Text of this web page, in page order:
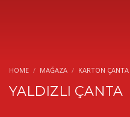
HOME MAĞAZA KARTON ÇANTA
YALDIZLI ÇANTA